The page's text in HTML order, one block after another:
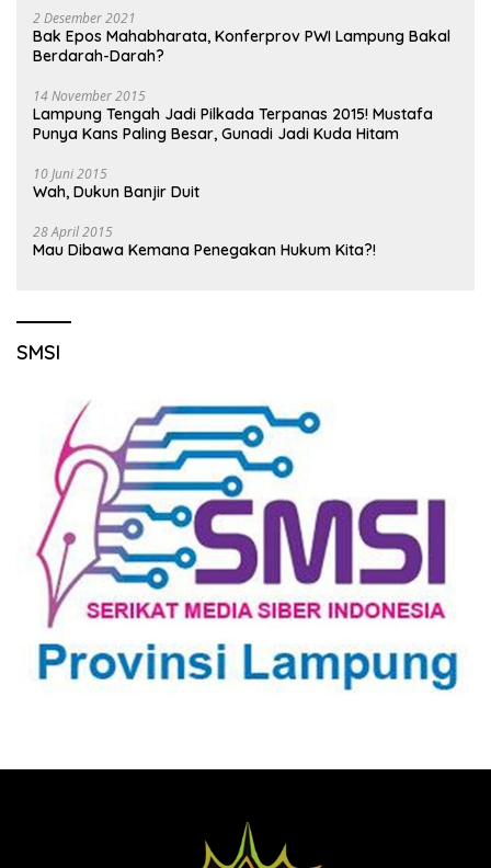
2 Desember 2021
Bak Epos Mahabharata, Konferprov PWI Lampung Bakal
Berdarah-Darah?
14 November 2015
Lampung Tengah Jadi Pilkada Terpanas 2015! Mustafa
Punya Kans Paling Besar, Gunadi Jadi Kuda Hitam
10 Juni 2015
Wah, Dukun Banjir Duit
28 April 2015
Mau Dibawa Kemana Penegakan Hukum Kita?!
SMSI